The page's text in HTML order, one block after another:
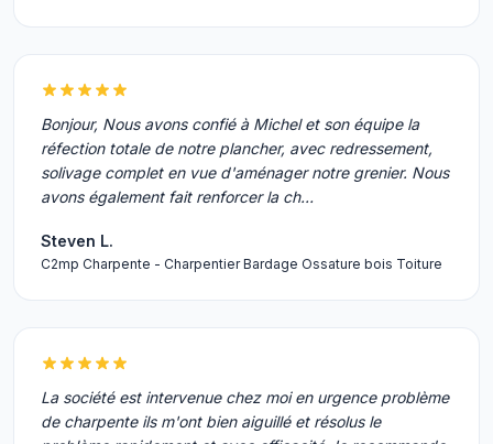
Bonjour, Nous avons confié à Michel et son équipe la
réfection totale de notre plancher, avec redressement,
solivage complet en vue d'aménager notre grenier. Nous
avons également fait renforcer la ch…
Steven L.
C2mp Charpente - Charpentier Bardage Ossature bois Toiture
La société est intervenue chez moi en urgence problème
de charpente ils m'ont bien aiguillé et résolus le